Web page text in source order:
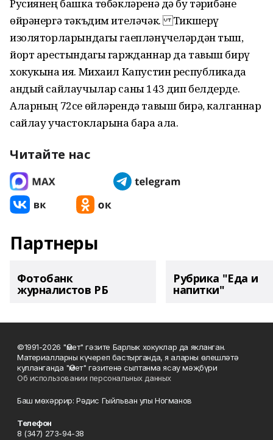
Русиянең башка төбәкләренә дә бу тәҗрибәне
өйрәнергә тәкъдим ителәчәк. Тикшерү
изоляторларындагы гаепләнүчеләрдән тыш,
йорт арестындагы гаржданнар да тавыш бирү
хокукына ия. Михаил Капустин республикада
андый сайлаучылар саны 143 дип белдерде.
Аларның 72се өйләрендә тавыш бирә, калганнар
сайлау участокларына бара ала.
Читайте нас
Партнеры
Фотобанк
журналистов РБ
Рубрика "Еда и
напитки"
©1991-2026 "Өмет" гәзите Барлык хокуклар да якланган.
Материалларны күчереп бастырганда, я аларны өлешләтә
кулланганда "Өмет" гәзитенә сылтанма ясау мәҗбүри
Об использовании персональных данных
Баш мөхәррир: Рәдис Гыйльван улы Ногманов
Телефон
8 (347) 273-94-38